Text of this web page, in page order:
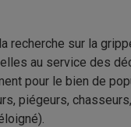
recherche sur la
au service des
pour le bien de
piégeurs,